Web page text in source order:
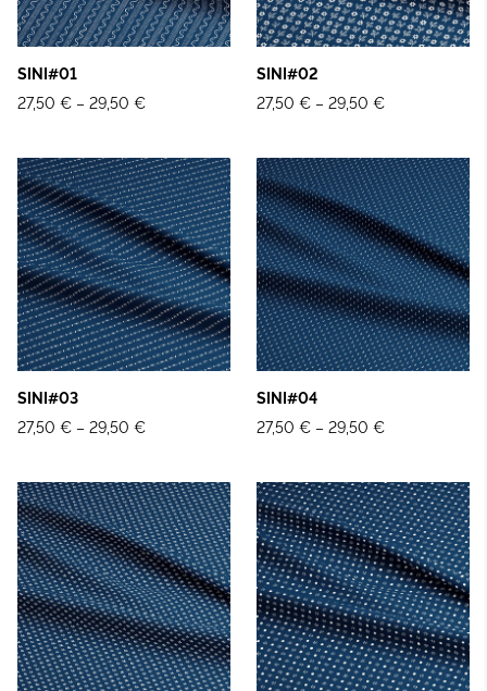
SINI#01
27,50 € – 29,50 €
SINI#02
27,50 € – 29,50 €
SINI#03
27,50 € – 29,50 €
SINI#04
27,50 € – 29,50 €